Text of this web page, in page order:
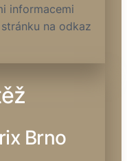
informacemi
na odkaz
Brno